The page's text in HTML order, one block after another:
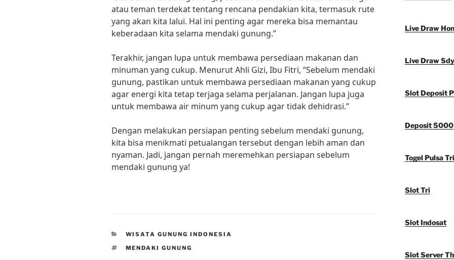
atau teman terdekat tentang rencana pendakian kita, termasuk rute
yang akan kita lalui. Hal ini penting agar mereka bisa memantau
keberadaan kita selama mendaki gunung.”
Terakhir, jangan lupa untuk membawa persediaan makanan dan
minuman yang cukup. Menurut Ahli Gizi, Ibu Fitri, “Sebelum mendaki
gunung, pastikan untuk membawa persediaan makanan yang cukup
agar energi kita tetap terjaga selama perjalanan. Jangan lupa juga
untuk membawa air minum yang cukup agar tidak dehidrasi.”
Dengan melakukan persiapan penting sebelum mendaki gunung,
kita bisa menikmati petualangan tersebut dengan lebih aman dan
nyaman. Jadi, jangan pernah meremehkan persiapan sebelum
mendaki gunung ya!
CATEGORIES
WISATA GUNUNG INDONESIA
TAGS
MENDAKI GUNUNG
Live Draw
Live Draw Sdy
Slot Deposit
Deposit 5000
Togel Pulsa Tri
Slot Tri
Slot Indosat
Slot Server